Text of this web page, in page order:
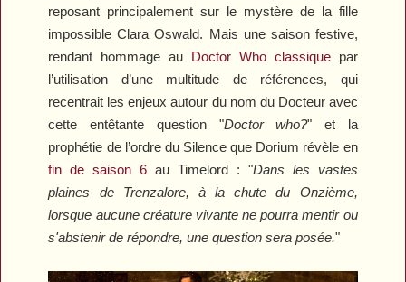
reposant principalement sur le mystère de la fille
impossible Clara Oswald. Mais une saison festive,
rendant hommage au Doctor Whoclassiquepar
l’utilisation d’une multitude de références, qui
recentrait les enjeux autour du nom du Docteur avec
cette entêtante question "Doctor who?" et la
prophétie de l’ordre du Silence que Dorium révèle en
fin de saison 6 au Timelord : "Dans les vastes
plaines de Trenzalore, à la chute du Onzième,
lorsque aucune créature vivante ne pourra mentir ou
s'abstenir de répondre, une question sera posée."